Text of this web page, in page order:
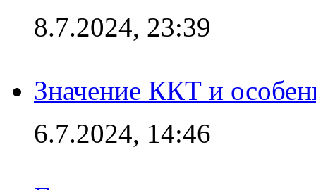
8.7.2024, 23:39
Значение ККТ и
6.7.2024, 14:46